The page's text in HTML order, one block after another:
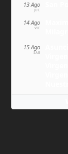
13 Ago
JUE
14 Ago
VIE
15 Ago
SÁB